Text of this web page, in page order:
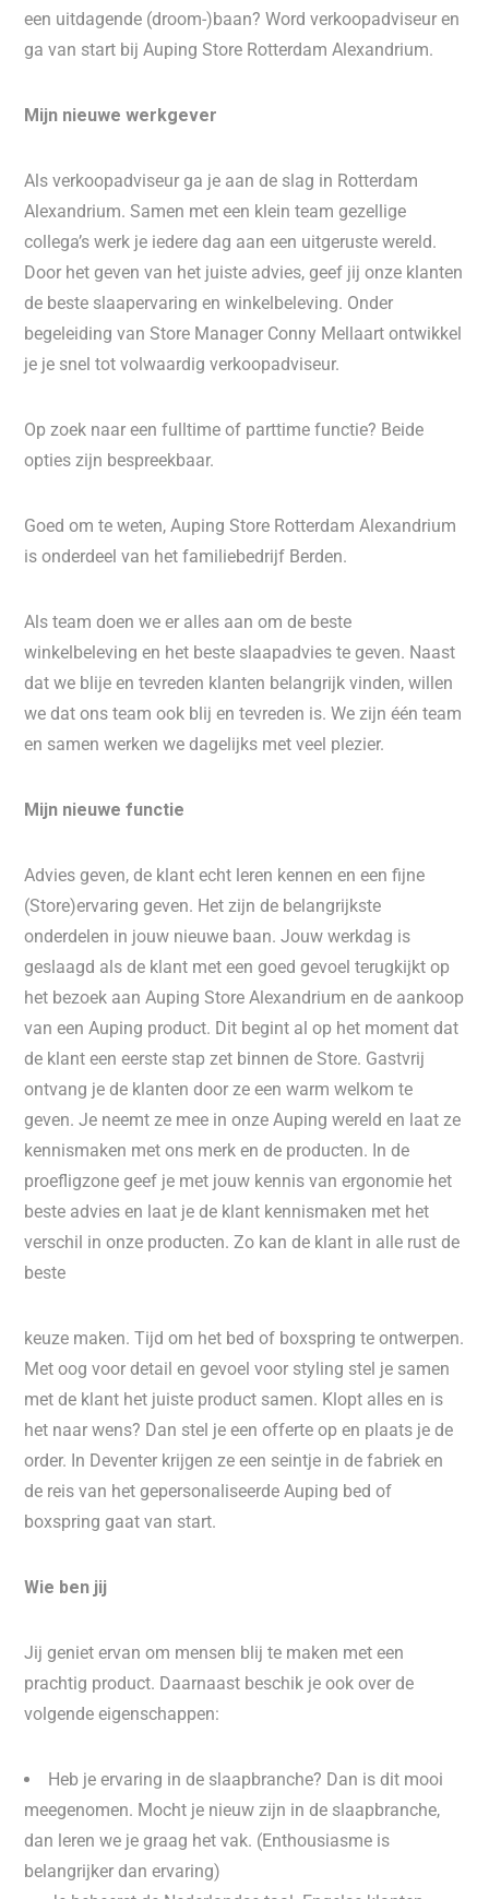
een uitdagende (droom-)baan? Word verkoopadviseur en
ga van start bij Auping Store Rotterdam Alexandrium.
Mijn nieuwe werkgever
Als verkoopadviseur ga je aan de slag in Rotterdam
Alexandrium. Samen met een klein team gezellige
collega’s werk je iedere dag aan een uitgeruste wereld.
Door het geven van het juiste advies, geef jij onze klanten
de beste slaapervaring en winkelbeleving. Onder
begeleiding van Store Manager Conny Mellaart ontwikkel
je je snel tot volwaardig verkoopadviseur.
Op zoek naar een fulltime of parttime functie? Beide
opties zijn bespreekbaar.
Goed om te weten, Auping Store Rotterdam Alexandrium
is onderdeel van het familiebedrijf Berden.
Als team doen we er alles aan om de beste
winkelbeleving en het beste slaapadvies te geven. Naast
dat we blije en tevreden klanten belangrijk vinden, willen
we dat ons team ook blij en tevreden is. We zijn één team
en samen werken we dagelijks met veel plezier.
Mijn nieuwe functie
Advies geven, de klant echt leren kennen en een fijne
(Store)ervaring geven. Het zijn de belangrijkste
onderdelen in jouw nieuwe baan. Jouw werkdag is
geslaagd als de klant met een goed gevoel terugkijkt op
het bezoek aan Auping Store Alexandrium en de aankoop
van een Auping product. Dit begint al op het moment dat
de klant een eerste stap zet binnen de Store. Gastvrij
ontvang je de klanten door ze een warm welkom te
geven. Je neemt ze mee in onze Auping wereld en laat ze
kennismaken met ons merk en de producten. In de
proefligzone geef je met jouw kennis van ergonomie het
beste advies en laat je de klant kennismaken met het
verschil in onze producten. Zo kan de klant in alle rust de
beste
keuze maken. Tijd om het bed of boxspring te ontwerpen.
Met oog voor detail en gevoel voor styling stel je samen
met de klant het juiste product samen. Klopt alles en is
het naar wens? Dan stel je een offerte op en plaats je de
order. In Deventer krijgen ze een seintje in de fabriek en
de reis van het gepersonaliseerde Auping bed of
boxspring gaat van start.
Wie ben jij
Jij geniet ervan om mensen blij te maken met een
prachtig product. Daarnaast beschik je ook over de
volgende eigenschappen:
Heb je ervaring in de slaapbranche? Dan is dit mooi
meegenomen. Mocht je nieuw zijn in de slaapbranche,
dan leren we je graag het vak. (Enthousiasme is
belangrijker dan ervaring)